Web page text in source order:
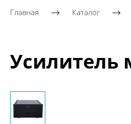
Главная Каталог
Усилитель